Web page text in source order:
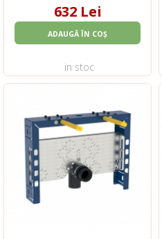
632 Lei
ADAUGĂ ÎN COȘ
in stoc